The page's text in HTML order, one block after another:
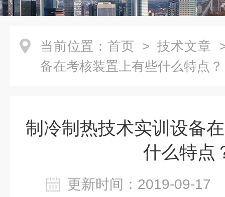
当前位置： 首页 > 技术文章
备在考核装置上有些什么特点？
制冷制热技术实训设备
什么特点
更新时间：2019-09-